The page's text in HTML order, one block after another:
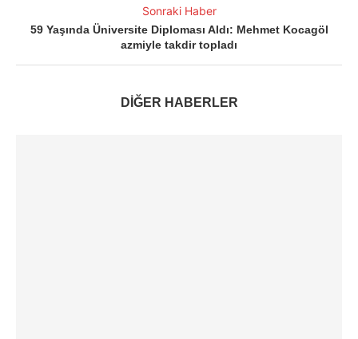
Sonraki Haber
59 Yaşında Üniversite Diploması Aldı: Mehmet Kocagöl
azmiyle takdir topladı
DİĞER HABERLER